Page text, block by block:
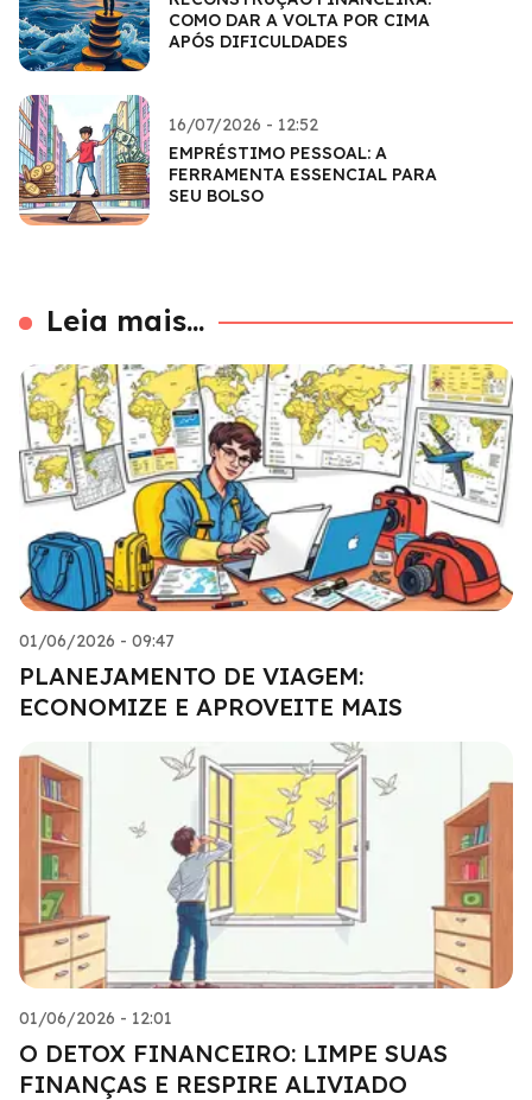
COMO DAR A VOLTA POR CIMA
APÓS DIFICULDADES
16/07/2026 - 12:52
EMPRÉSTIMO PESSOAL: A
FERRAMENTA ESSENCIAL PARA
SEU BOLSO
Leia mais...
01/06/2026 - 09:47
PLANEJAMENTO DE VIAGEM:
ECONOMIZE E APROVEITE MAIS
01/06/2026 - 12:01
O DETOX FINANCEIRO: LIMPE SUAS
FINANÇAS E RESPIRE ALIVIADO